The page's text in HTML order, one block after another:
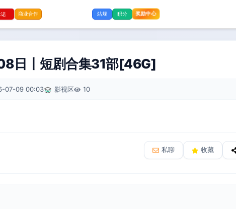
诺 商业合作 站规 积分 奖励中心
日丨短剧合集31部[46G]
07-09 00:03 影视区 10
私聊 收藏